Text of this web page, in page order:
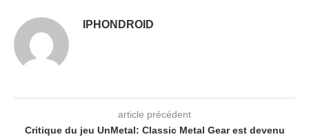
IPHONDROID
article précédent
Critique du jeu UnMetal: Classic Metal Gear est devenu